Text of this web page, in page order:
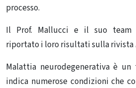
processo.
Il Prof. Mallucci e il suo team
riportato i loro risultati sulla rivista
Malattia neurodegenerativa è
indica numerose condizioni che